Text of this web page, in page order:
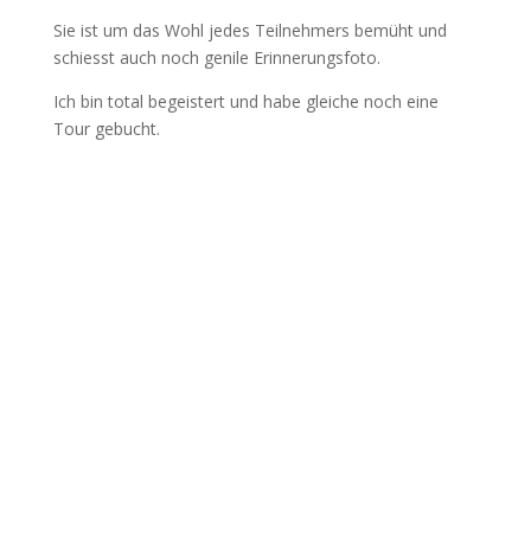
Sie ist um das Wohl jedes Teilnehmers bemüht und
schiesst auch noch genile Erinnerungsfoto.
Ich bin total begeistert und habe gleiche noch eine
Tour gebucht.